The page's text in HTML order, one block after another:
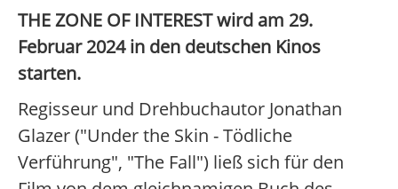
THE ZONE OF INTEREST wird am 29.
Februar 2024 in den deutschen Kinos
starten.
Regisseur und Drehbuchautor Jonathan
Glazer ("Under the Skin - Tödliche
Verführung", "The Fall") ließ sich für den